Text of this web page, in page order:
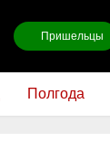
Пришельцы
Полгода